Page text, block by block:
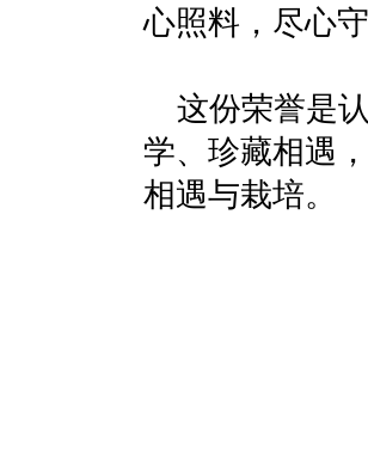
心照料，尽心
这份荣誉是
学、珍藏相遇
相遇与栽培。